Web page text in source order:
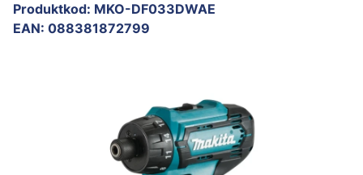
Produktkod: MKO-DF033DWAE
EAN: 088381872799